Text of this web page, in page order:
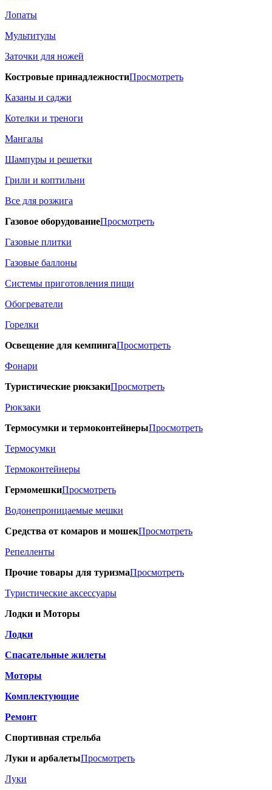
Лопаты
Мультитулы
Заточки для ножей
Костровые принадлежностиПросмотреть
Казаны и саджи
Котелки и треноги
Мангалы
Шампуры и решетки
Грили и коптильни
Все для розжига
Газовое оборудованиеПросмотреть
Газовые плитки
Газовые баллоны
Системы приготовления пищи
Обогреватели
Горелки
Освещение для кемпингаПросмотреть
Фонари
Туристические рюкзакиПросмотреть
Рюкзаки
Термосумки и термоконтейнерыПросмотреть
Термосумки
Термоконтейнеры
ГермомешкиПросмотреть
Водонепроницаемые мешки
Средства от комаров и мошекПросмотреть
Репелленты
Прочие товары для туризмаПросмотреть
Туристические аксессуары
Лодки и Моторы
Лодки
Спасательные жилеты
Моторы
Комплектующие
Ремонт
Спортивная стрельба
Луки и арбалетыПросмотреть
Луки